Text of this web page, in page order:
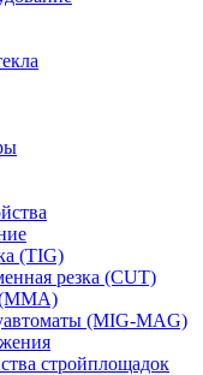
(TIG)
резка (CUT)
(ММА)
(MIG-MAG)
стройплощадок